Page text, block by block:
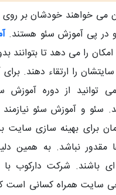
می خواهند خودشان بر
در پی آموزش سئو هستند.
امکان را می دهد تا بتوانند
را ارتقاء دهند.
توانید از دوره آموزش
سئو و آموزش سئو
برای بهینه سازی سایت
نباشد. به همین
ای باشند. شرکت دارکوب
سایت همراه کسانی است